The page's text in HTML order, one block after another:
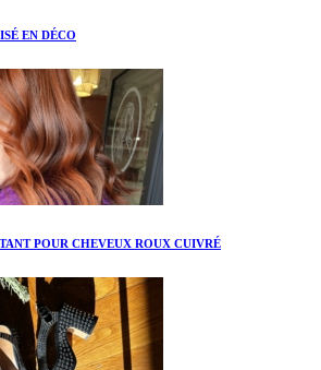
EN DÉCO
POUR CHEVEUX ROUX CUIVRÉ